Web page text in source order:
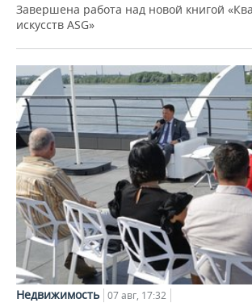
Завершена работа над новой книгой
искусств ASG»
Недвижимость 07 авг, 17:32